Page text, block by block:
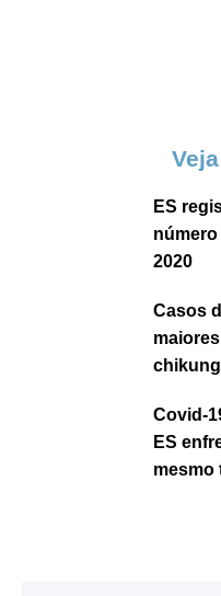
ES
2020
Casos
Covid-
ES
mesmo